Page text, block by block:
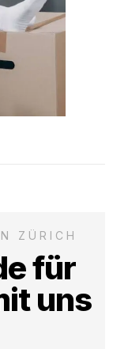
ZÜRICH
für
uns